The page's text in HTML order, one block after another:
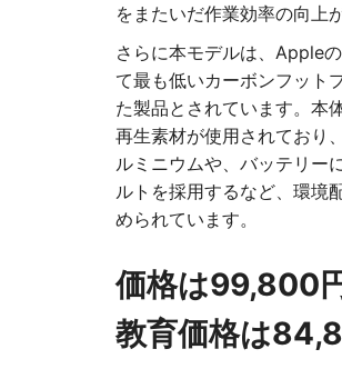
をまたいだ作業効率の向上
さらに本モデルは、Apple
て最も低いカーボンフット
た製品とされています。本
再生素材が使用されており
ルミニウムや、バッテリー
ルトを採用するなど、環境
められています。
価格は99,800
教育価格は